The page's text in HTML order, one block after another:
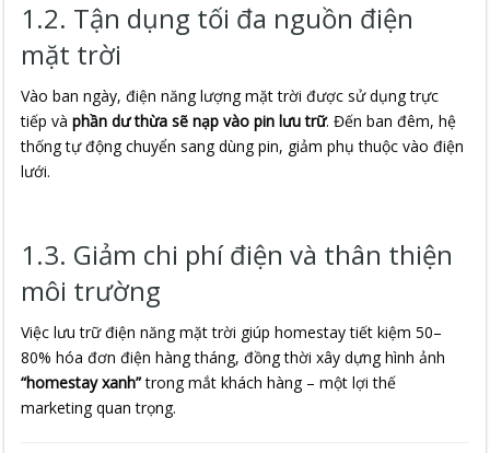
1.2. Tận dụng tối đa nguồn điện
mặt trời
Vào ban ngày, điện năng lượng mặt trời được sử dụng trực
tiếp vàphần dư thừa sẽ nạp vào pin lưu trữ. Đến ban đêm, hệ
thống tự động chuyển sang dùng pin, giảm phụ thuộc vào điện
lưới.
1.3. Giảm chi phí điện và thân thiện
môi trường
Việc lưu trữ điện năng mặt trời giúp homestay tiết kiệm 50–
80% hóa đơn điện hàng tháng, đồng thời xây dựng hình ảnh
“homestay xanh”trong mắt khách hàng – một lợi thế
marketing quan trọng.